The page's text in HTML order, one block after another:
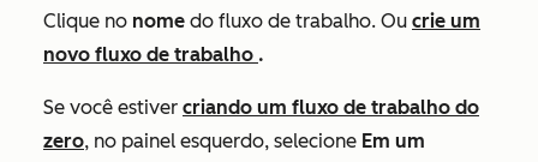
Clique no nome do fluxo de trabalho. Ou crie um
novo fluxo de trabalho .
Se você estiver criando um fluxo de trabalho do
zero, no painel esquerdo, selecione Em um